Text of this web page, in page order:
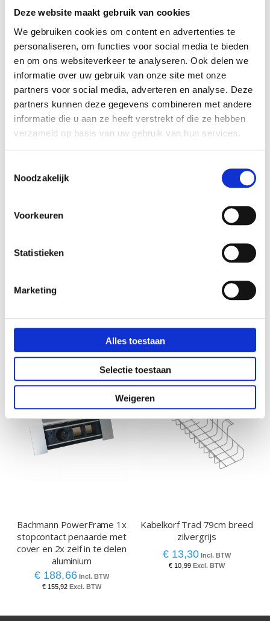
Deze website maakt gebruik van cookies
We gebruiken cookies om content en advertenties te
personaliseren, om functies voor social media te bieden
en om ons websiteverkeer te analyseren. Ook delen we
informatie over uw gebruik van onze site met onze
partners voor social media, adverteren en analyse. Deze
partners kunnen deze gegevens combineren met andere
informatie die u aan ze heeft verstrekt of die ze hebben
verzameld op basis van uw gebruik van hun services.
Noodzakelijk
Voorkeuren
Statistieken
Marketing
Alles toestaan
Selectie toestaan
Weigeren
Bachmann PowerFrame
Cover 2x stopcontact
€ 191,00
Bachmann PowerFrame
Cover 2x stopcontact
Bachmann PowerFrame 1x
stopcontact penaarde met
cover en 2x zelf in te delen
aluminium
€ 188,66
€ 155,92
Kabelkorf Trad 79cm breed
zilvergrijs
€ 13,30
€ 10,99